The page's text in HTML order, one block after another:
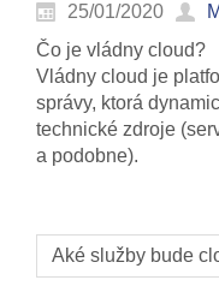
25/01/2020
Čo je vládny cloud?
Vládny cloud je
správy, ktorá
technické zdroje
a podobne).
Aké služby bude